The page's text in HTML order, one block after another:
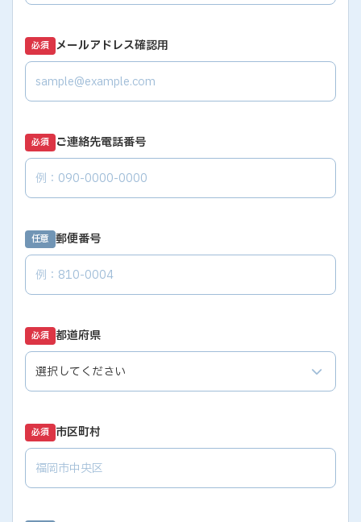
必須 メールアドレス確認用
必須 ご連絡先電話番号
任意 郵便番号
必須 都道府県
必須 市区町村